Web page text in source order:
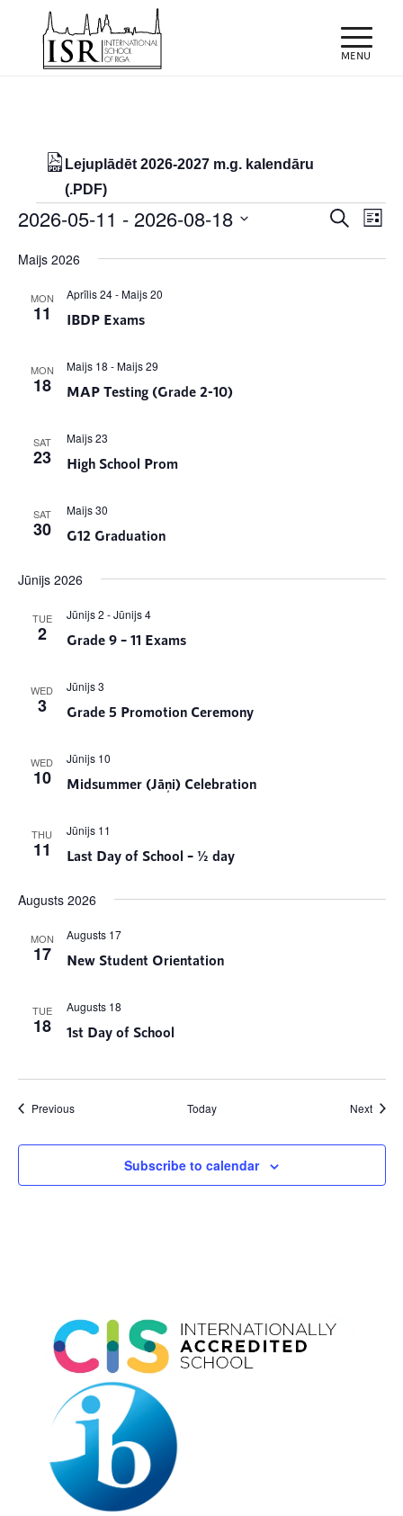
Lejuplādēt 2026-2027 m.g. kalendāru
(.PDF)
Notikumi Meklēt
List
2026-05-11 - 2026-08-18
date.
Maijs 2026
MON
11 IBDP Exams
Aprīlis 24-Maijs 20
MON
18 MAP Testing (Grade 2-10)
Maijs 18 -Maijs 29
SAT
23 High School Prom
Maijs 23
SAT
30 G12 Graduation
Maijs 30
Jūnijs 2026
TUE
2 Grade 9 – 11 Exams
Jūnijs 2 -Jūnijs 4
WED
3 Grade 5 Promotion Ceremony
Jūnijs 3
WED
10 Midsummer (Jāņi) Celebration
Jūnijs 10
THU
11 Last Day of School – ½ day
Jūnijs 11
Augusts 2026
MON
17 New Student Orientation
Augusts 17
TUE
18 1st Day of School
Augusts 18
PreviousNotikumi Today Next
Subscribe to calendar